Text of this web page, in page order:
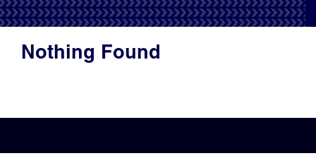
Productadvies
Nothing Found